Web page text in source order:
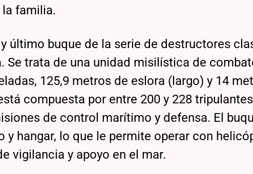
familia.
último buque de la serie de destructores
Se trata de una unidad misilística de
125,9 metros de eslora (largo) y 14
compuesta por entre 200 y 228
de control marítimo y defensa. El
y hangar, lo que le permite operar con
vigilancia y apoyo en el mar.